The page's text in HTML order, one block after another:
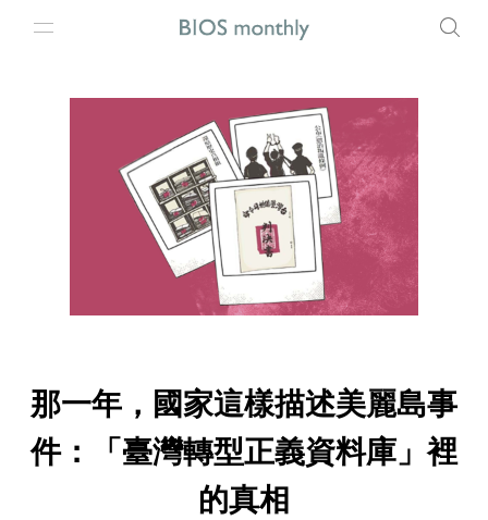
那一年，國家這樣描述美麗島事
件：「臺灣轉型正義資料庫」裡
的真相